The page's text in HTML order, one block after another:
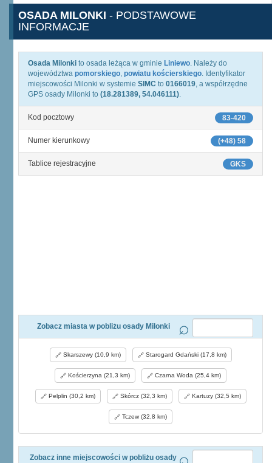
OSADA MILONKI - PODSTAWOWE
INFORMACJE
Osada Milonki to osada leżąca w gminie Liniewo. Należy do
województwa pomorskiego, powiatu kościerskiego. Identyfikator
miejscowości Milonki w systemie SIMC to 0166019, a współrzędne
GPS osady Milonki to (18.281389, 54.046111).
83-420
Kod pocztowy
(+48) 58
Numer kierunkowy
GKS
Tablice rejestracyjne
Zobacz miasta w pobliżu osady Milonki
Skarszewy (10,9 km) Starogard Gdański (17,8 km)
Kościerzyna (21,3 km) Czarna Woda (25,4 km)
Pelplin (30,2 km) Skórcz (32,3 km) Kartuzy (32,5 km)
Tczew (32,8 km)
Zobacz inne miejscowości w pobliżu osady